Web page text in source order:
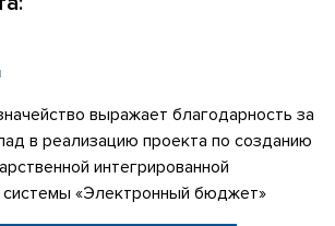
выражает благодарность за
в реализацию проекта по созданию
интегрированной
«Электронный бюджет»